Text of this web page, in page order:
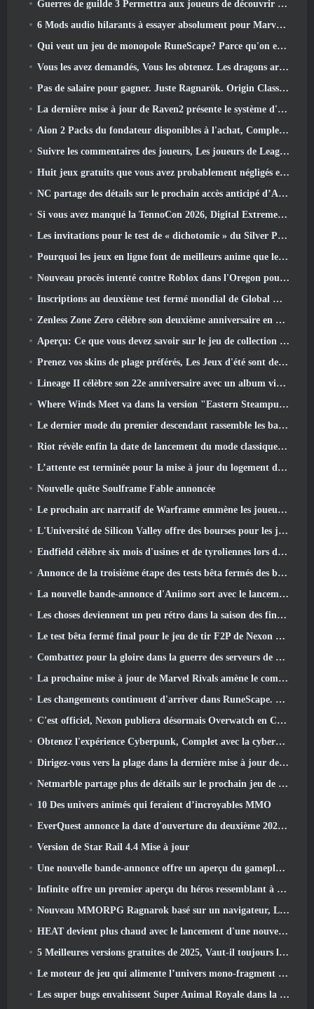
Guerres de guilde 3 Permettra aux joueurs de découvrir le monde de la Tyrie avant le réveil des dragons anciens
6 Mods audio hilarants à essayer absolument pour Marvel Rivals
Qui veut un jeu de monopole RuneScape? Parce qu'on est en route
Vous les avez demandés, Vous les obtenez. Les dragons arrivent sur Albion Online
Pas de salaire pour gagner. Juste Ragnarök. Origin Classic est lancé en juillet 23
La dernière mise à jour de Raven2 présente le système d'éveil des compétences, Donner aux joueurs plus de moyens d'améliorer leurs compétences
Aion 2 Packs du fondateur disponibles à l'achat, Complet avec cinq jours d'accès anticipé
Suivre les commentaires des joueurs, Les joueurs de League Of Legends Classic n’auront pas à payer pour les skins classiques
Huit jeux gratuits que vous avez probablement négligés et qui font partie du Train Fest de Steam
NC partage des détails sur le prochain accès anticipé d’Aion 2
Si vous avez manqué la TennoCon 2026, Digital Extremes partage tous les panneaux
Les invitations pour le test de « dichotomie » du Silver Palace sont envoyées
Pourquoi les jeux en ligne font de meilleurs anime que les anime ne créent des jeux
Nouveau procès intenté contre Roblox dans l'Oregon pour un incident de toilettage d'enfants
Inscriptions au deuxième test fermé mondial de Global MapleStory Classic
Zenless Zone Zero célèbre son deuxième anniversaire en offrant aux joueurs le choix d'un agent gratuit de rang S
Aperçu: Ce que vous devez savoir sur le jeu de collection de créatures de HoYoverse, Honkai: Lien âme
Prenez vos skins de plage préférés, Les Jeux d'été sont de retour sur Overwatch
Lineage II célèbre son 22e anniversaire avec un album vinyle en édition collector
Where Winds Meet va dans la version "Eastern Steampunk" 2.0
Le dernier mode du premier descendant rassemble les batailles difficiles d'interception du vide et les profondeurs.
Riot révèle enfin la date de lancement du mode classique de League Of Legends
L’attente est terminée pour la mise à jour du logement des grands joueurs de RuneScape
Nouvelle quête Soulframe Fable annoncée
Le prochain arc narratif de Warframe emmène les joueurs vers une toute nouvelle carte des étoiles, Le système Tau
L'Université de Silicon Valley offre des bourses pour les jeux et certaines des exigences sont intéressantes
Endfield célèbre six mois d'usines et de tyroliennes lors de sa prochaine mise à jour
Annonce de la troisième étape des tests bêta fermés des batailles d'infanterie de War Thunder
La nouvelle bande-annonce d'Aniimo sort avec le lancement du dernier test bêta fermé
Les choses deviennent un peu rétro dans la saison des finales 11 Mise à jour
Le test bêta fermé final pour le jeu de tir F2P de Nexon Sudden Attack Zero Point a débuté aujourd'hui
Combattez pour la gloire dans la guerre des serveurs de Lineage II
La prochaine mise à jour de Marvel Rivals amène le combat contre les dieux
Les changements continuent d'arriver dans RuneScape. Cette fois, c'est le logement des joueurs
C'est officiel, Nexon publiera désormais Overwatch en Corée du Sud
Obtenez l'expérience Cyberpunk, Complet avec la cyberpsychose, Dans le prochain événement crossover d’Apex Legends
Dirigez-vous vers la plage dans la dernière mise à jour de Palia
Netmarble partage plus de détails sur le prochain jeu de mise à niveau solo, Mise à niveau en solo: KARMA à l’Anime Expo
10 Des univers animés qui feraient d’incroyables MMO
EverQuest annonce la date d'ouverture du deuxième 2026 Serveur d'extension temporisé
Version de Star Rail 4.4 Mise à jour
Une nouvelle bande-annonce offre un aperçu du gameplay de Silver Palace
Infinite offre un premier aperçu du héros ressemblant à une sirène à venir dans le printemps-été 2013: Lumière du soir
Nouveau MMORPG Ragnarok basé sur un navigateur, L'univers Ragnarok annoncé
HEAT devient plus chaud avec le lancement d'une nouvelle carte du désert
5 Meilleures versions gratuites de 2025, Vaut-il toujours la peine d'y jouer 2026?
Le moteur de jeu qui alimente l’univers mono-fragment d’Eve Online est désormais open source
Les super bugs envahissent Super Animal Royale dans la mise à jour « Super Natural »